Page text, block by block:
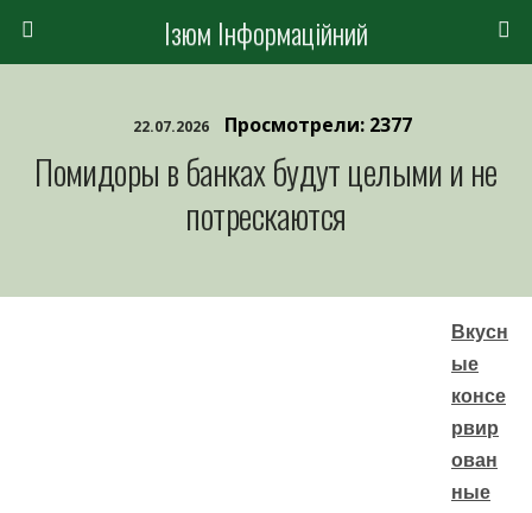
Ізюм Інформаційний
22.07.2026 Просмотрели: 2377
Помидоры в банках будут целыми и не
потрескаются
Вкусн
ые
консе
рвир
ован
ные